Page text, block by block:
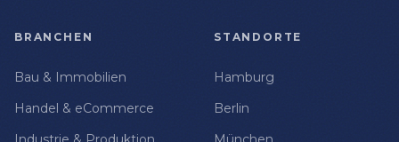
BRANCHEN
Bau & Immobilien
Handel & eCommerce
STANDORTE
Hamburg
Berlin